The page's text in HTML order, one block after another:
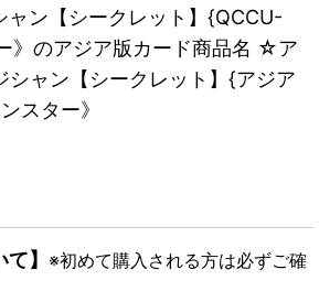
ャン【シークレット】{QCCU-
》のアジア版カード商品名 ☆ア
ャン【シークレット】{アジア
スター》
】 ※初めて購入される方は必ずご確